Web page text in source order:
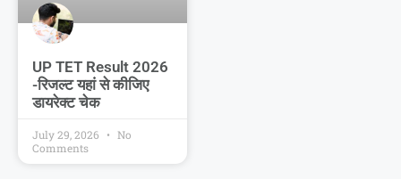
UP TET Result 2026
-रिजल्ट यहां से कीजिए
डायरेक्ट चेक
July 29, 2026
No
Comments